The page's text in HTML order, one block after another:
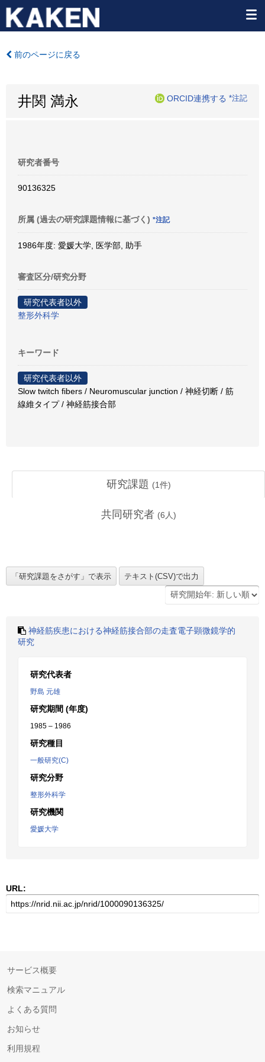
前のページに戻る
井関 満永 ORCID連携する *注記
研究者番号
90136325
所属 (過去の研究課題情報に基づく) *注記
1986年度: 愛媛大学, 医学部, 助手
審査区分/研究分野
研究代表者以外
整形外科学
キーワード
研究代表者以外
Slow twitch fibers / Neuromuscular junction / 神経切断 / 筋
線維タイプ / 神経筋接合部
研究課題 (1件)
共同研究者 (6 人)
神経筋疾患における神経筋接合部の走査電子顕微鏡学的
研究
研究代表者
野島 元雄
研究期間 (年度)
1985 – 1986
研究種目
一般研究(C)
研究分野
整形外科学
研究機関
愛媛大学
URL:
サービス概要
検索マニュアル
よくある質問
お知らせ
利用規程